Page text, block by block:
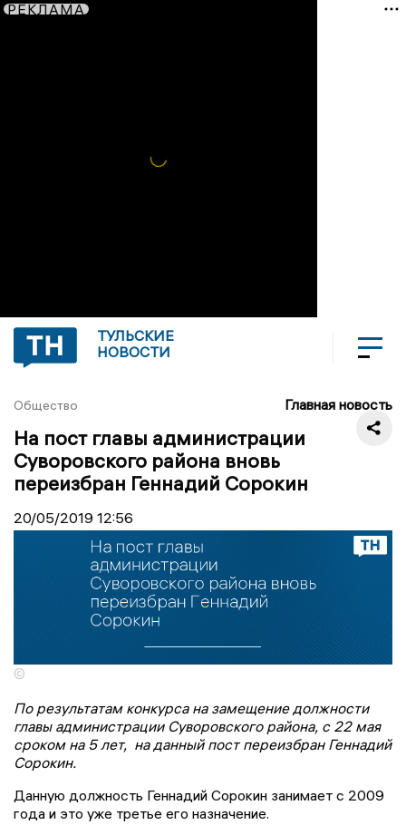
РЕКЛАМА
ТУЛЬСКИЕ
НОВОСТИ
Общество Главная новость
На пост главы администрации
Суворовского района вновь
переизбран Геннадий Сорокин
20/05/2019 12:56
©
По результатам конкурса на замещение должности
главы администрации Суворовского района, с 22 мая
сроком на 5 лет, на данный пост переизбран Геннадий
Сорокин.
Данную должность Геннадий Сорокин занимает с 2009
года и это уже третье его назначение.